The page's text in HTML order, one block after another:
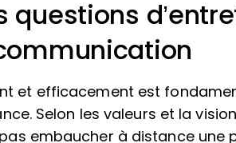
questions
et efficacement est
Selon les valeurs et la
embaucher à distance une